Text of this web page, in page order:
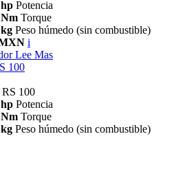
Potencia
Torque
Peso húmedo (sin combustible)
i
Lee Mas
100
100
Potencia
Torque
Peso húmedo (sin combustible)